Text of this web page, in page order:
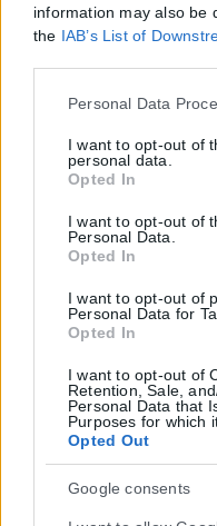
information may also be
the IAB’s List of
Please note that this
but not limited to your
click to grant or deny
tags to use your data
Google consent section.
Personal Data
I want to opt-out of
personal data.
Opted In
I want to opt-out of
Personal Data.
Opted In
I want to opt-out of
Personal Data for
Opted In
I want to opt-out of
Retention, Sale,
Personal Data that
Purposes for which
Opted Out
Google consents